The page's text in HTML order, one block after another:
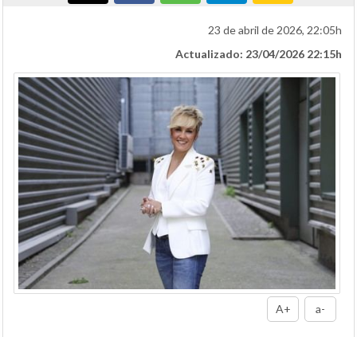
23 de abril de 2026, 22:05h
Actualizado: 23/04/2026 22:15h
A+ a-